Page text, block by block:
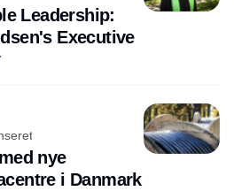
Leadership:
Executive
nye
i Danmark